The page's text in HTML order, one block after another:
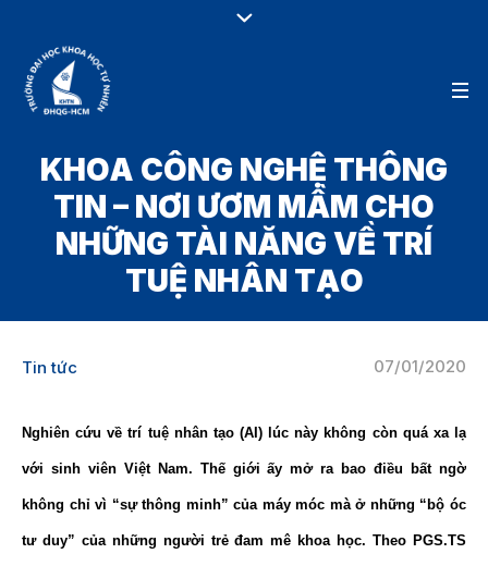
KHOA CÔNG NGHỆ THÔNG
TIN – NƠI ƯƠM MẦM CHO
NHỮNG TÀI NĂNG VỀ TRÍ
TUỆ NHÂN TẠO
07/01/2020
Tin tức
Nghiên cứu về trí tuệ nhân tạo (AI) lúc này không còn quá xa lạ
với sinh viên Việt Nam. Thế giới ấy mở ra bao điều bất ngờ
không chỉ vì “sự thông minh” của máy móc mà ở những “bộ óc
tư duy” của những người trẻ đam mê khoa học. Theo PGS.TS